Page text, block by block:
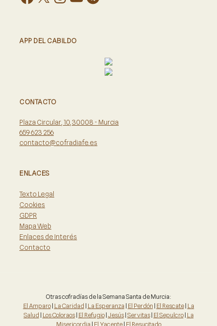
APP DEL CABILDO
CONTACTO
Plaza Circular, 10, 30008 - Murcia
659 623 256
contacto@cofradiafe.es
ENLACES
Texto Legal
Cookies
GDPR
Mapa Web
Enlaces de Interés
Contacto
Otras cofradías de la Semana Santa de Murcia:
El Amparo| La Caridad | La Esperanza | El Perdón | El Rescate| La
Salud | Los Coloraos| El Refugio|Jesús|Servitas| El Sepulcro| La
Misericordia | El Yacente| El Resucitado